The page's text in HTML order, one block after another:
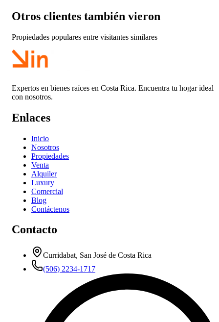
Otros clientes también vieron
Propiedades populares entre visitantes similares
Expertos en bienes raíces en Costa Rica. Encuentra tu hogar ideal
con nosotros.
Enlaces
Inicio
Nosotros
Propiedades
Venta
Alquiler
Luxury
Comercial
Blog
Contáctenos
Contacto
Curridabat, San José de Costa Rica
(506) 2234-1717